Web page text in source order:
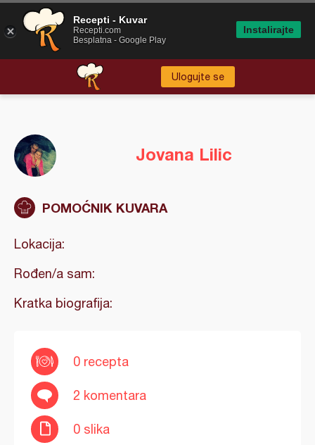
Ulogujte se
Jovana Lilic
POMOĆNIK KUVARA
Lokacija:
Rođen/a sam:
Kratka biografija:
0 recepta
2 komentara
0 slika
Recepti - Kuvar
Recepti.com
Besplatna - Google Play
Instalirajte